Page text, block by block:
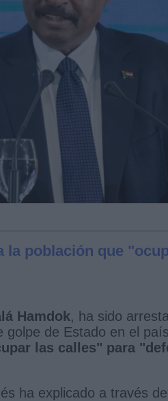
población que
Hamdok, ha sido
de Estado en el
las calles" para
ha explicado a través